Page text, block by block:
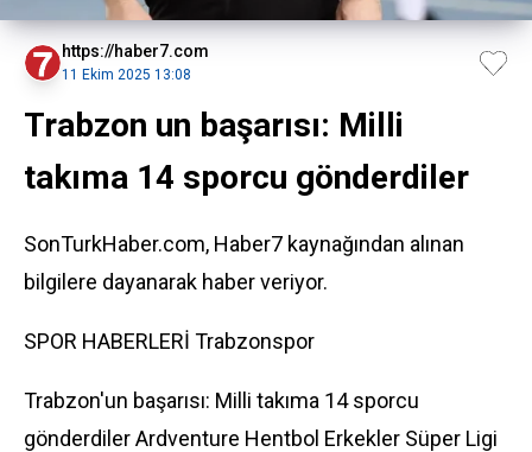
https://haber7.com
11 Ekim 2025 13:08
Trabzon un başarısı: Milli
takıma 14 sporcu gönderdiler
SonTurkHaber.com, Haber7 kaynağından alınan
bilgilere dayanarak haber veriyor.
SPOR HABERLERİ Trabzonspor
Trabzon'un başarısı: Milli takıma 14 sporcu
gönderdiler Ardventure Hentbol Erkekler Süper Ligi